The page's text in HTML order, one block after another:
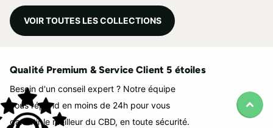
VOIR TOUTES LES COLLECTIONS
Qualité Premium & Service Client 5 étoiles
Besoin d'un conseil expert ? Notre équipe
vous répond en moins de 24h pour vous
garantir le meilleur du CBD, en toute sécurité.